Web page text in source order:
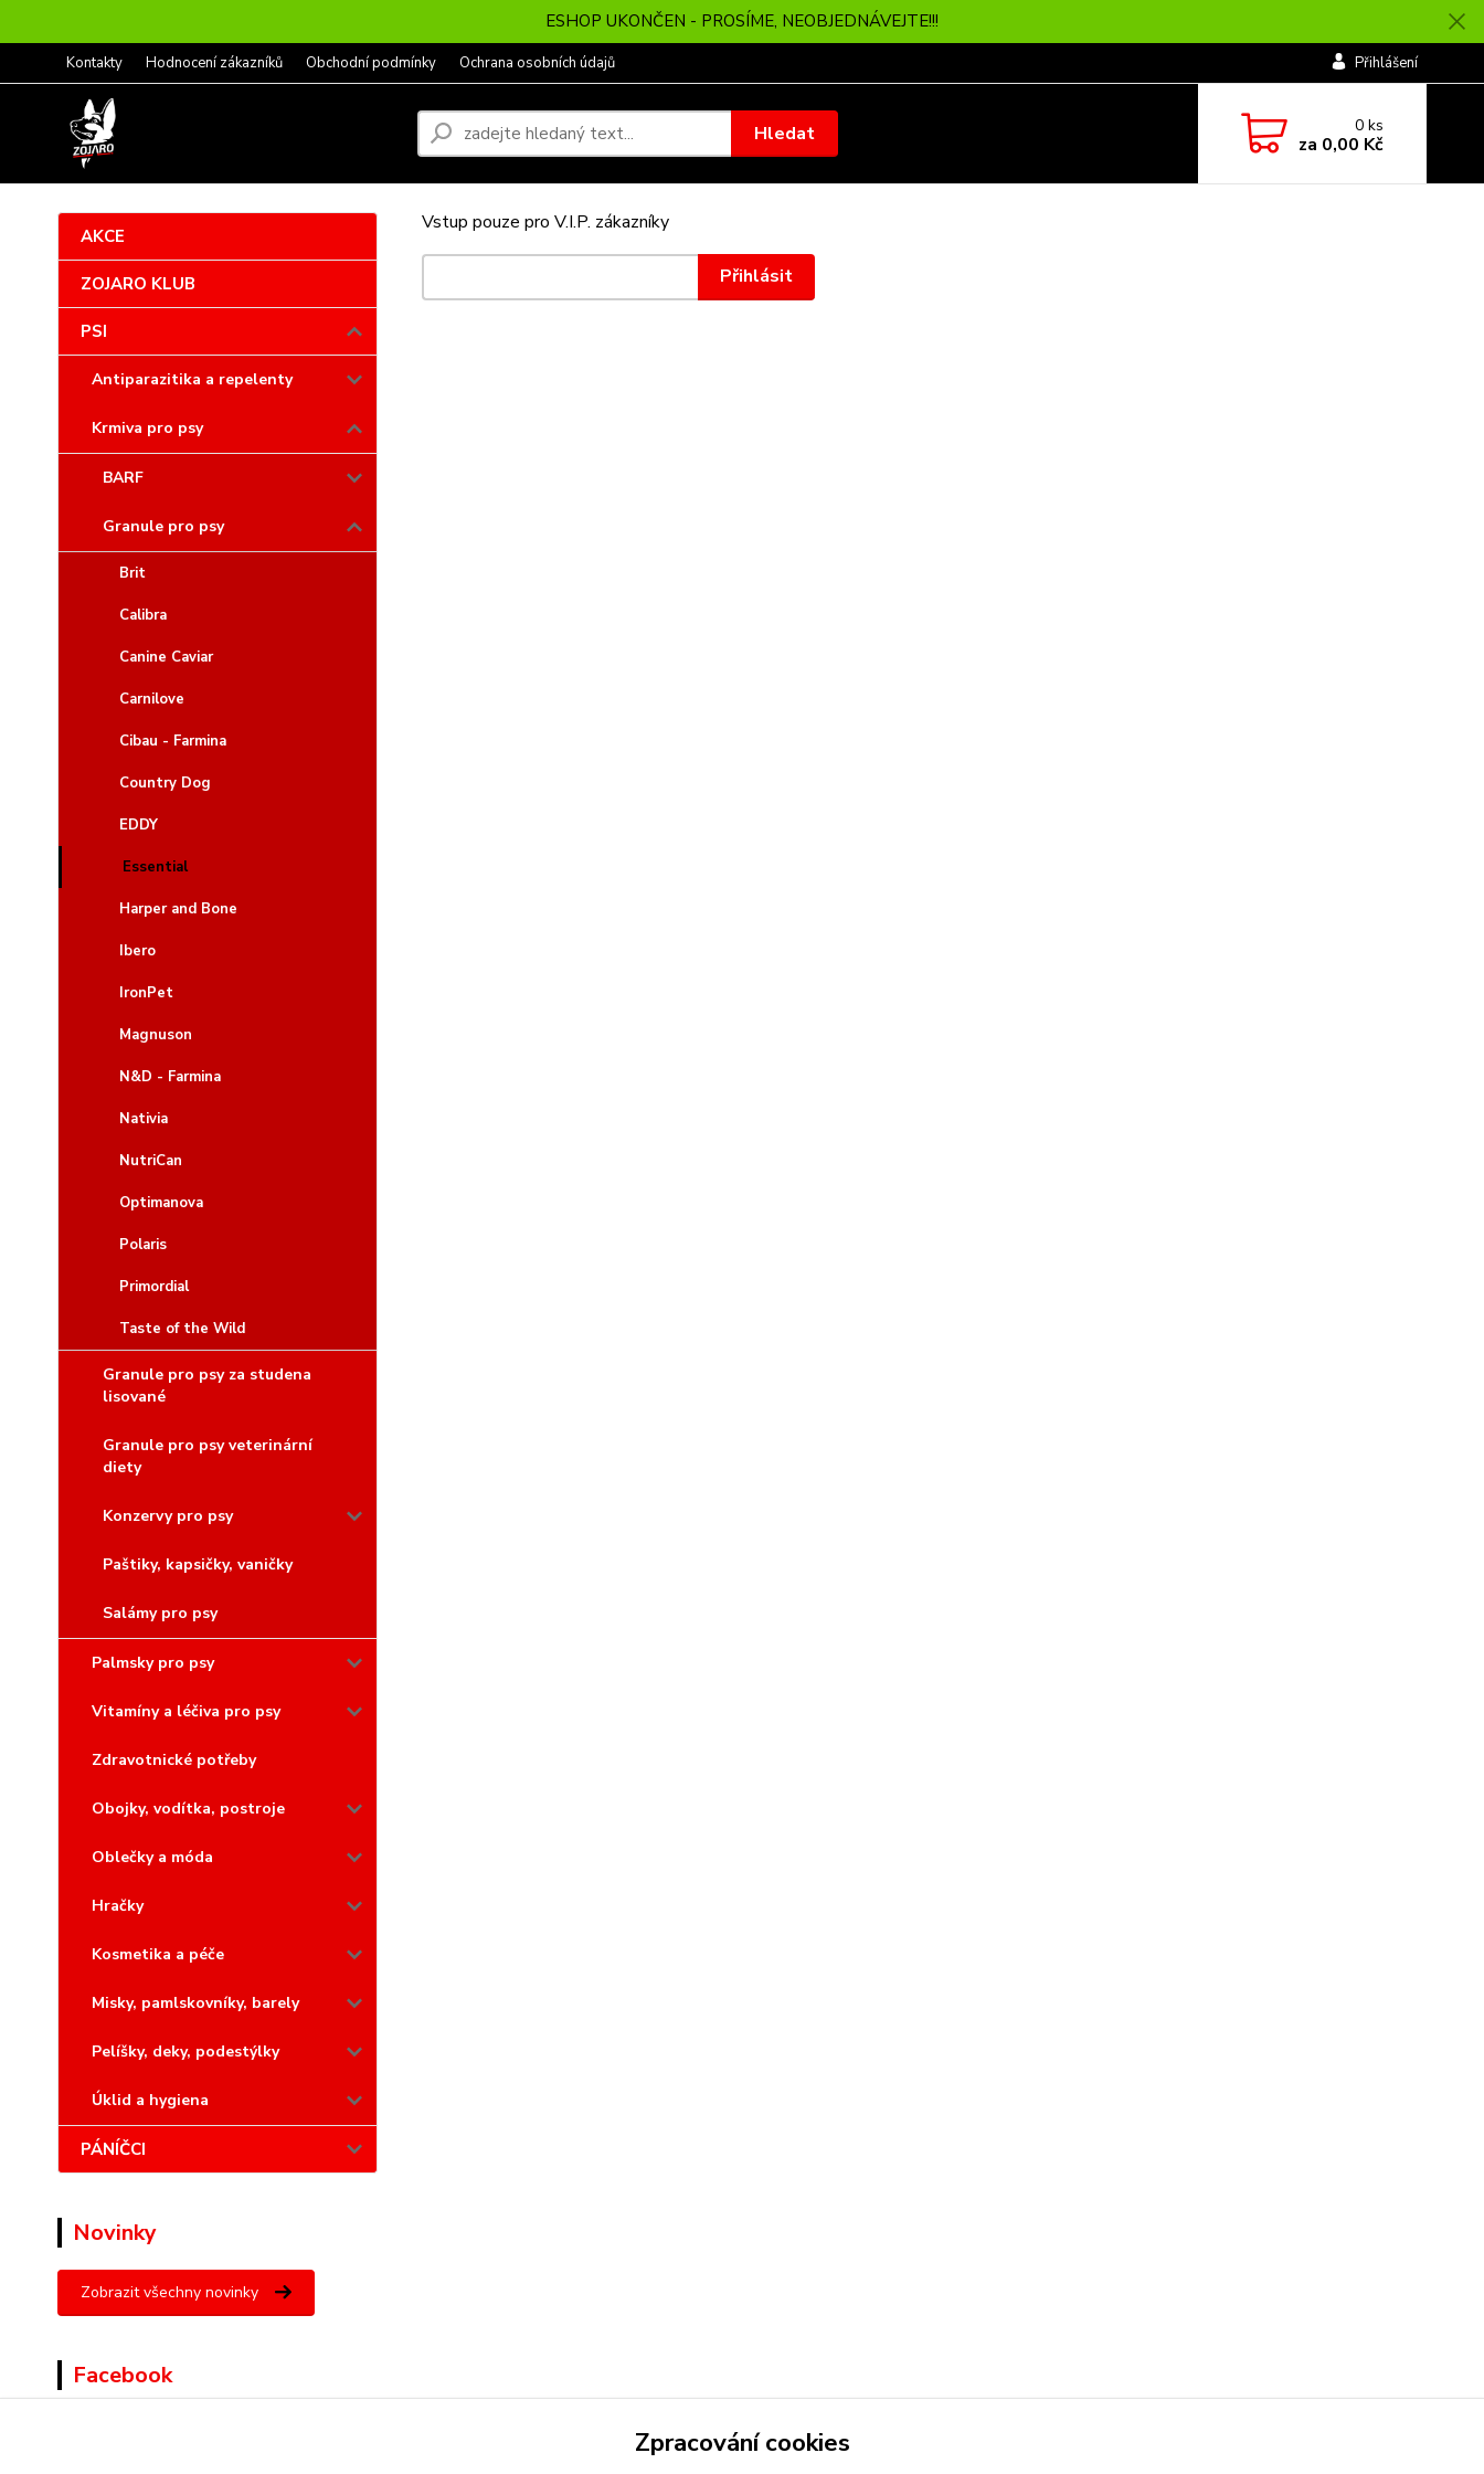
ESHOP UKONČEN - PROSÍME, NEOBJEDNÁVEJTE!!!
Kontakty Hodnocení zákazníků Obchodní podmínky Ochrana osobních údajů Přihlášení
Hledat 0ks
za 0,00 Kč
AKCE
ZOJARO KLUB
PSI
Antiparazitika a repelenty
Krmiva pro psy
BARF
Granule pro psy
Brit
Calibra
Canine Caviar
Carnilove
Cibau - Farmina
Country Dog
EDDY
Essential
Harper and Bone
Ibero
IronPet
Magnuson
N&D - Farmina
Nativia
NutriCan
Optimanova
Polaris
Primordial
Taste of the Wild
Granule pro psy za studena
lisované
Granule pro psy veterinární
diety
Konzervy pro psy
Paštiky, kapsičky, vaničky
Salámy pro psy
Palmsky pro psy
Vitamíny a léčiva pro psy
Zdravotnické potřeby
Obojky, vodítka, postroje
Oblečky a móda
Hračky
Kosmetika a péče
Misky, pamlskovníky, barely
Pelíšky, deky, podestýlky
Úklid a hygiena
PÁNÍČCI
Novinky
Zobrazit všechny novinky
Facebook
Vstup pouze pro V.I.P. zákazníky
Zpracování cookies